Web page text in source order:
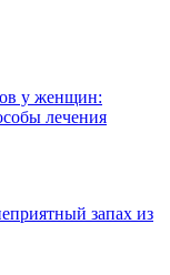
у женщин:
лечения
запах из